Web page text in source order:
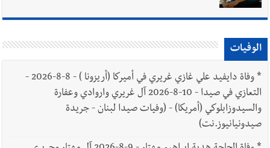
الوفيات
*
وفاة دايفيد علي غازي غريري في أميركا (أريزونا ) - 8-8-2026 -
التعازي في صيدا - 10-8-2026 آل غريري واروادي وعفارة
والسيدوزابلوكي (أمريكا) - (وفيات صيدا لبنان - جريدة
صيدونيانيوز.نت)